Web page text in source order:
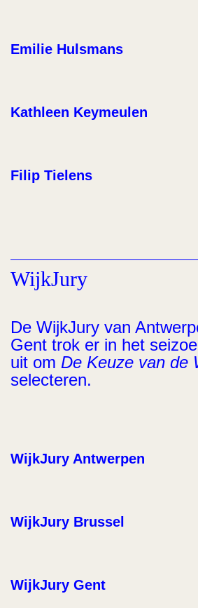
Emilie Hulsmans
Kathleen Keymeulen
Filip Tielens
WijkJury
De WijkJury van
Gent trok er in het
uit om De Keuze van de
selecteren.
WijkJury Antwerpen
WijkJury Brussel
WijkJury Gent